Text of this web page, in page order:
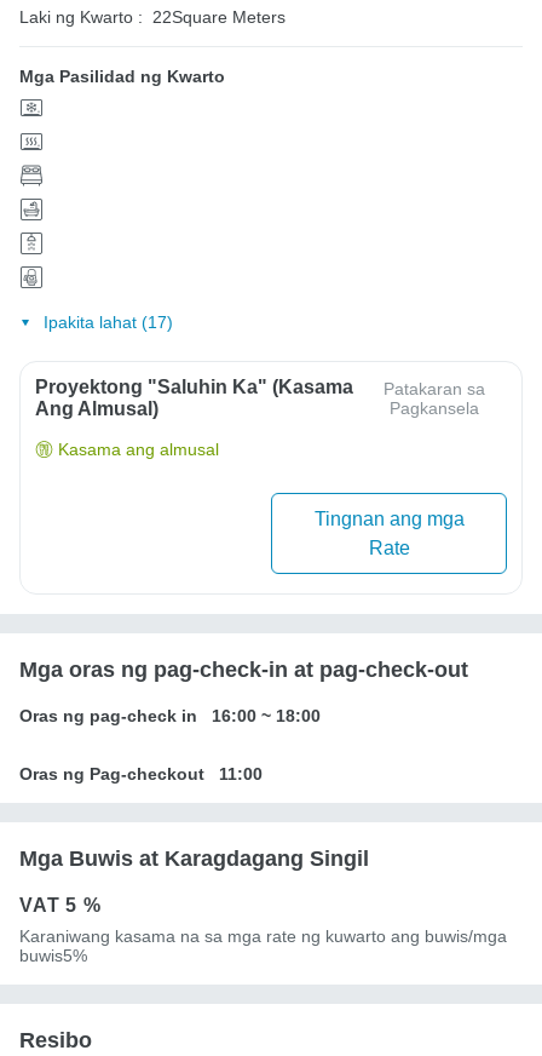
Laki ng Kwarto :
22Square Meters
Mga Pasilidad ng Kwarto
Ipakita lahat (17)
Proyektong "Saluhin Ka" (Kasama
Ang Almusal)
Patakaran sa
Pagkansela
Kasama ang almusal
Tingnan ang mga
Rate
Mga oras ng pag-check-in at pag-check-out
Oras ng pag-check in 16:00 ~ 18:00
Oras ng Pag-checkout 11:00
Mga Buwis at Karagdagang Singil
VAT5 %
Karaniwang kasama na sa mga rate ng kuwarto ang buwis/mga
buwis5%
Resibo